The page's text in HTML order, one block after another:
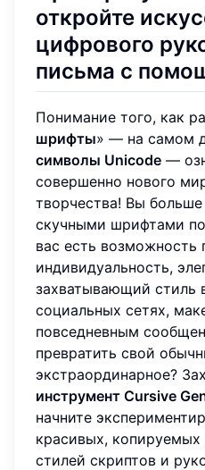
откройте
цифрового
письма с
Понимание того, как
шрифты» — на самом
символы Unicode —
совершенно нового
творчества! Вы
скучными шрифтами
вас есть возможность
индивидуальность,
захватывающий
социальных сетях,
повседневным
превратить свой
экстраординарное?
инструмент Cursive
начните
красивых,
стилей скриптов и